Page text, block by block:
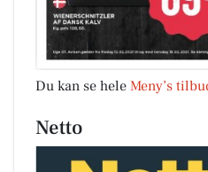
Du kan se hele Meny’s
Netto